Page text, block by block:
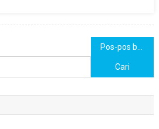
Cari
untuk: